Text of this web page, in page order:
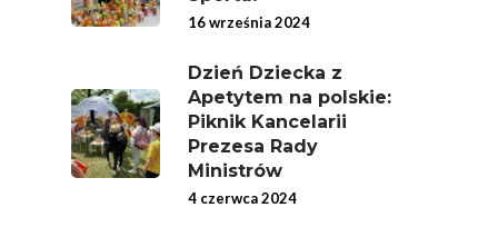
16 września 2024
Dzień Dziecka z
Apetytem na polskie:
Piknik Kancelarii
Prezesa Rady
Ministrów
4 czerwca 2024